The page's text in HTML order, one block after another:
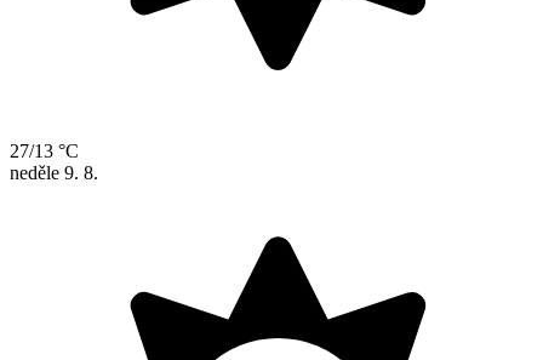
27/13 °C
neděle 9. 8.